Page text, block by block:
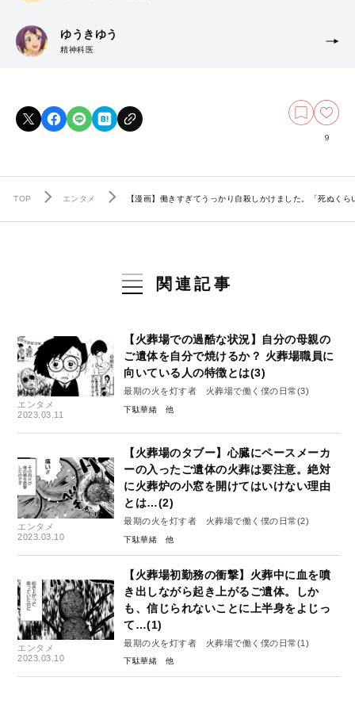
ゆうきゆう
精神科医
9
TOP エンタメ 【漫画】働きすぎてうっかり自殺しかけました。「死ぬく
関連記事
エンタメ
2023.03.11
【火葬場での過酷な状況】自分の母親の
ご遺体を自分で焼けるか？ 火葬場職員に
向いている人の特徴とは(3)
最期の火を灯す者 火葬場で働く僕の日常(3)
下駄華緒
エンタメ
2023.03.10
【火葬場のタブー】心臓にペースメーカ
ーの入ったご遺体の火葬は要注意。絶対
に火葬炉の小窓を開けてはいけない理由
とは…(2)
最期の火を灯す者 火葬場で働く僕の日常(2)
下駄華緒
エンタメ
2023.03.10
【火葬場初勤務の衝撃】火葬中に血を噴
き出しながら起き上がるご遺体。しか
も、信じられないことに上半身をよじっ
て…(1)
最期の火を灯す者 火葬場で働く僕の日常(1)
下駄華緒